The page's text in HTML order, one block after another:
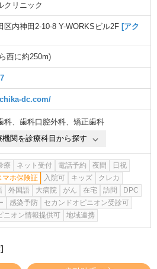
クリニック
区内神田2-10-8 Y-WORKSビル2F [アク
西に約250m)
dc.com/
科、 歯科口腔外科、 矯正歯科
機関を診療科目から探す
療 ネット受付 電話予約 夜間
日祝
マホ保険証 入院可 キッズ
クレカ
外国語 大病院 がん 在宅 訪問
DPC
感染予防
セカンドオピニオン受診可
ニオン情報提供可
地域連携